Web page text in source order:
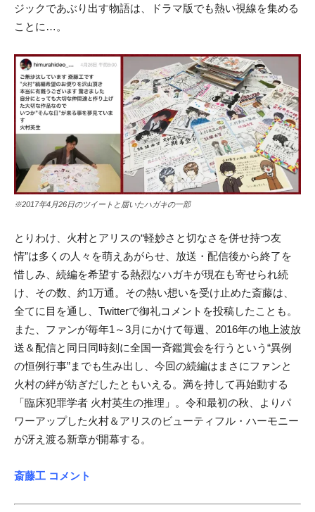
ジックであぶり出す物語は、ドラマ版でも熱い視線を集める
ことに…。
※2017年4月26日のツイートと届いたハガキの一部
とりわけ、火村とアリスの“軽妙さと切なさを併せ持つ友
情”は多くの人々を萌えあがらせ、放送・配信後から終了を
惜しみ、続編を希望する熱烈なハガキが現在も寄せられ続
け、その数、約1万通。その熱い想いを受け止めた斎藤は、
全てに目を通し、Twitterで御礼コメントを投稿したことも。
また、ファンが毎年1～3月にかけて毎週、2016年の地上波放
送＆配信と同日同時刻に全国一斉鑑賞会を行うという“異例
の恒例行事”までも生み出し、今回の続編はまさにファンと
火村の絆が紡ぎだしたともいえる。満を持して再始動する
「臨床犯罪学者 火村英生の推理」。令和最初の秋、よりパ
ワーアップした火村＆アリスのビューティフル・ハーモニー
が冴え渡る新章が開幕する。
斎藤工 コメント